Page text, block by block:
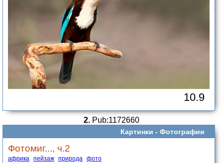
10.9
2. Pub:1172660
Картинки - Фотографии
Фотомиг..., ч.2
африка пейзаж природа фото